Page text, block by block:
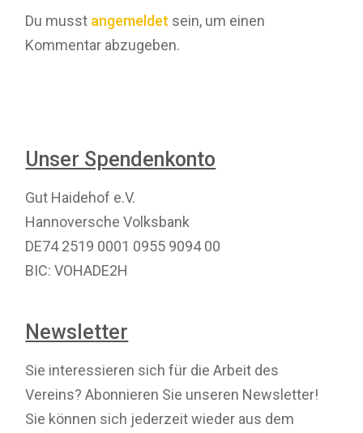
Du musst angemeldet sein, um einen
Kommentar abzugeben.
Unser Spendenkonto
Gut Haidehof e.V.
Hannoversche Volksbank
DE74 2519 0001 0955 9094 00
BIC: VOHADE2H
Newsletter
Sie interessieren sich für die Arbeit des
Vereins? Abonnieren Sie unseren Newsletter!
Sie können sich jederzeit wieder aus dem